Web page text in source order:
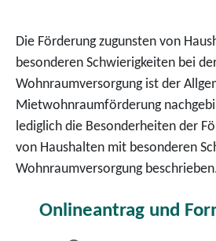
Die Förderung zugunsten von
besonderen Schwierigkeiten bei
Wohnraumversorgung ist der
Mietwohnraumförderung
lediglich die Besonderheiten der
von Haushalten mit besonderen
Wohnraumversorgung
Onlineantrag und